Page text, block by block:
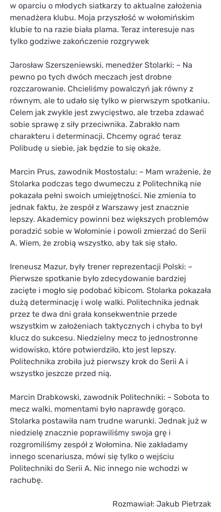
w oparciu o młodych siatkarzy to aktualne założenia
menadżera klubu. Moja przyszłość w wołomińskim
klubie to na razie biała plama. Teraz interesuje nas
tylko godziwe zakończenie rozgrywek
Jarosław Szerszeniewski, menedżer Stolarki: – Na
pewno po tych dwóch meczach jest drobne
rozczarowanie. Chcieliśmy powalczyń jak równy z
równym, ale to udało się tylko w pierwszym spotkaniu.
Celem jak zwykle jest zwycięstwo, ale trzeba zdawać
sobie sprawę z siły przeciwnika. Zabrakło nam
charakteru i determinacji. Chcemy ograć teraz
Polibudę u siebie, jak będzie to się okaże.
Marcin Prus, zawodnik Mostostalu: – Mam wrażenie, że
Stolarka podczas tego dwumeczu z Politechniką nie
pokazała pełni swoich umiejętności. Nie zmienia to
jednak faktu, że zespół z Warszawy jest znacznie
lepszy. Akademicy powinni bez większych problemów
poradzić sobie w Wołominie i powoli zmierzać do Serii
A. Wiem, że zrobią wszystko, aby tak się stało.
Ireneusz Mazur, były trener reprezentacji Polski: –
Pierwsze spotkanie było zdecydowanie bardziej
zacięte i mogło się podobać kibicom. Stolarka pokazała
dużą determinację i wolę walki. Politechnika jednak
przez te dwa dni grała konsekwentnie przede
wszystkim w założeniach taktycznych i chyba to był
klucz do sukcesu. Niedzielny mecz to jednostronne
widowisko, które potwierdziło, kto jest lepszy.
Politechnika zrobiła już pierwszy krok do Serii A i
wszystko jeszcze przed nią.
Marcin Drabkowski, zawodnik Politechniki: – Sobota to
mecz walki, momentami było naprawdę gorąco.
Stolarka postawiła nam trudne warunki. Jednak już w
niedzielę znacznie poprawiliśmy swoja grę i
rozgromiliśmy zespół z Wołomina. Nie zakładamy
innego scenariusza, mówi się tylko o wejściu
Politechniki do Serii A. Nic innego nie wchodzi w
rachubę.
Rozmawiał: Jakub Pietrzak